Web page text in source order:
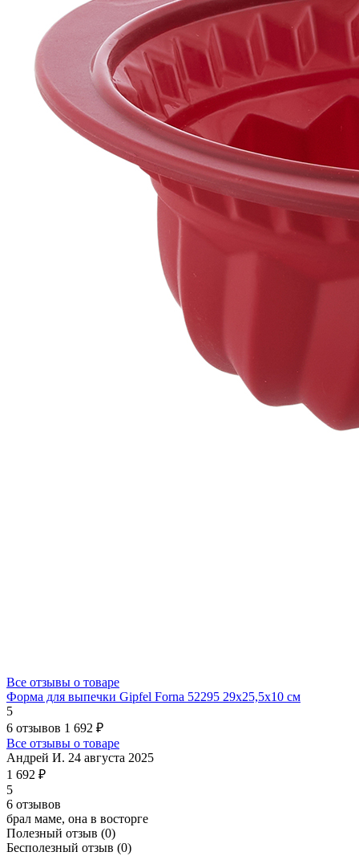
Все отзывы о товаре
Форма для выпечки Gipfel Forna 52295 29x25,5x10 см
5
6 отзывов 1 692 ₽
Все отзывы о товаре
Андрей И. 24 августа 2025
1 692 ₽
5
6 отзывов
брал маме, она в восторге
Полезный отзыв (0)
Бесполезный отзыв (0)